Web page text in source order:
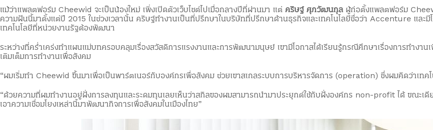
แม้ว่าแพลตฟอร์ม Cheewid จะเป็นน้องใหม่ เพิ่งเปิดตัวเว็บไซต์ไปเมื่อกลางปีที่ผ่านมา แต่ คริษฐ์ ศุภวัฒนกุล ผู้ก่อตั้งแพลตฟอร์ม
ความฝันนี้มาตั้งแต่ปี 2015 ในช่วงเวลานั้น คริษฐ์ทำงานเป็นที่ปรึกษาในบริษัทที่ปรึกษาด้านธุรกิจและเทคโนโลยีชื่อว่า Accenture และ
เทคโนโลยีที่หน่วยงานรัฐต้องพัฒนา
ระหว่างที่คร่ำเคร่งทำแผนแม่บทครอบคลุมเรื่องสวัสดิการแรงงานและการพัฒนามนุษย์ เขามีโอกาสได้เรียนรู้กรณีศึกษาเรื่องการทำงานเ
เติมเต็มการทำงานเพื่อสังคม
“ผมเริ่มทำ Cheewid ขึ้นมาเพื่อเป็นพาร์ตเนอร์กับองค์กรเพื่อสังคม ช่วยเขาสเกลระบบการบริหารจัดการ (operation) ซึ่งผมคิดว่าเทค
“ด้วยความที่ผมทำงานอยู่ฝั่งการลงทุนและระดมทุนเลยเห็นว่าสกิลของผมสามารถนำมาประยุกต์ใช้กับฝั่งองค์กร non-profit ได้ ขณะเ
เอาความเชื่อมโยงเหล่านี้มาพัฒนากิจการเพื่อสังคมในเมืองไทย”